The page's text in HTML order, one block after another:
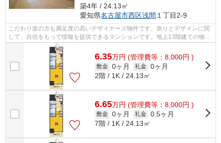
築4年 / 24.13㎡
愛知県名古屋市西区浅間 １丁目2-9
こだわり派の方も満足度の高いデザイナーズ物件です。造りとデザインに関
して、自信をもって情報を提供できるマンションです。地上13階建ての物件
をご紹介。周辺には、徒歩1分で利用で...
6.35万円 (管理費等：8,000円 )
敷金 0ヶ月 礼金 0ヶ月
2階 / 1K / 24.13㎡
6.65万円 (管理費等：8,000円 )
敷金 0ヶ月 礼金 0.5ヶ月
7階 / 1K / 24.13㎡